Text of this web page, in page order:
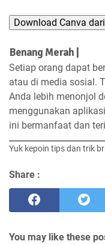
Download Canva dari
Benang Merah |
Setiap orang dapat
atau di media sosial.
Anda lebih menonjol
menggunakan
ini bermanfaat dan
Yuk kepoin tips dan trik
Share :
You may like these